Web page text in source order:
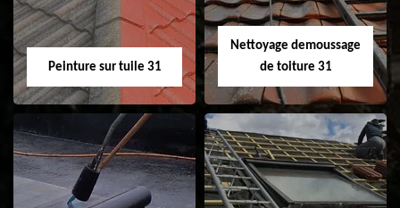
Peinture sur tuile 31
Peinture sur tuile
Nettoyage demoussage
de toiture 31
Nettoyage